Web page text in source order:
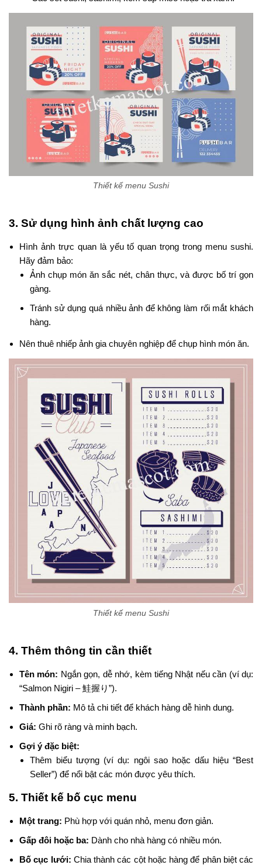
Thiết kế menu Sushi
3. Sử dụng hình ảnh chất lượng cao
Hình ảnh trực quan là yếu tố quan trọng trong menu sushi.
Hãy đảm bảo:
Ảnh chụp món ăn sắc nét, chân thực, và được bố trí gọn
gàng.
Tránh sử dụng quá nhiều ảnh để không làm rối mắt khách
hàng.
Nên thuê nhiếp ảnh gia chuyên nghiệp để chụp hình món ăn.
Thiết kế menu Sushi
4. Thêm thông tin cần thiết
Tên món: Ngắn gọn, dễ nhớ, kèm tiếng Nhật nếu cần (ví dụ:
“Salmon Nigiri – 鮭握り”).
Thành phần: Mô tả chi tiết để khách hàng dễ hình dung.
Giá: Ghi rõ ràng và minh bạch.
Gợi ý đặc biệt:
Thêm biểu tượng (ví dụ: ngôi sao hoặc dấu hiệu “Best
Seller”) để nổi bật các món được yêu thích.
5. Thiết kế bố cục menu
Một trang: Phù hợp với quán nhỏ, menu đơn giản.
Gấp đôi hoặc ba: Dành cho nhà hàng có nhiều món.
Bố cục lưới: Chia thành các cột hoặc hàng để phân biệt các